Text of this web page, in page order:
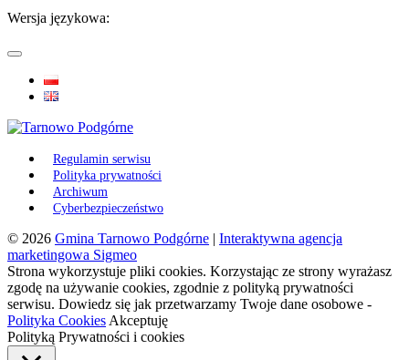
Wersja językowa:
Regulamin serwisu
Polityka prywatności
Archiwum
Cyberbezpieczeństwo
© 2026 Gmina Tarnowo Podgórne | Interaktywna agencja
marketingowa Sigmeo
Strona wykorzystuje pliki cookies. Korzystając ze strony wyrażasz
zgodę na używanie cookies, zgodnie z polityką prywatności
serwisu. Dowiedz się jak przetwarzamy Twoje dane osobowe -
Polityka Cookies Akceptuję
Polityką Prywatności i cookies